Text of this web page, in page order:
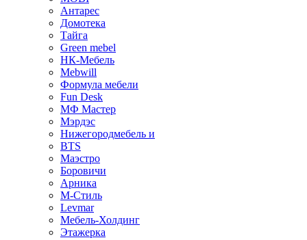
Антарес
Домотека
Тайга
Green mebel
НК-Мебель
Mebwill
Формула мебели
Fun Desk
МФ Мастер
Мэрдэс
Нижегородмебель и
BTS
Маэстро
Боровичи
Арника
М-Стиль
Levmar
Мебель-Холдинг
Этажерка